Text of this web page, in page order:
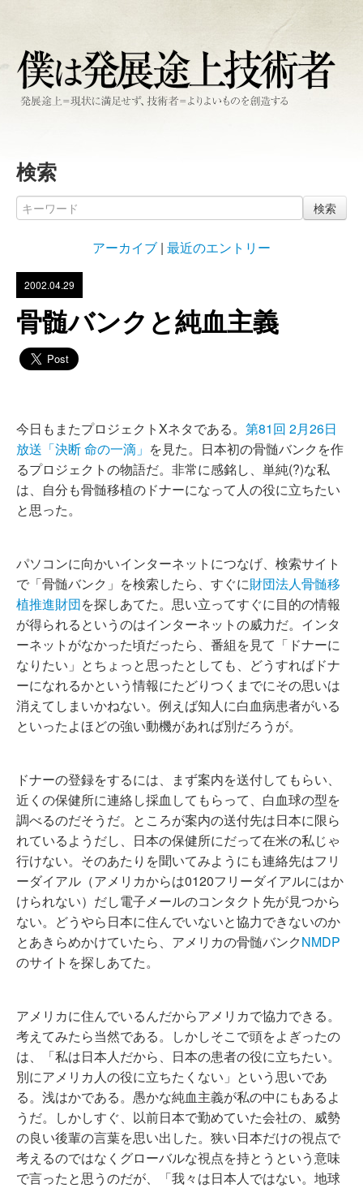
検索
検索
アーカイブ | 最近のエントリー
2002.04.29
骨髄バンクと純血主義
今日もまたプロジェクトXネタである。 第81回 2月26日
放送「決断 命の一滴」 を見た。日本初の骨髄バンクを作
るプロジェクトの物語だ。非常に感銘し、単純(?)な私
は、自分も骨髄移植のドナーになって人の役に立ちたい
と思った。
パソコンに向かいインターネットにつなげ、検索サイト
で「骨髄バンク」を検索したら、すぐに財団法人骨髄移
植推進財団を探しあてた。思い立ってすぐに目的の情報
が得られるというのはインターネットの威力だ。インタ
ーネットがなかった頃だったら、番組を見て「ドナーに
なりたい」とちょっと思ったとしても、どうすればドナ
ーになれるかという情報にたどりつくまでにその思いは
消えてしまいかねない。例えば知人に白血病患者がいる
といったよほどの強い動機があれば別だろうが。
ドナーの登録をするには、まず案内を送付してもらい、
近くの保健所に連絡し採血してもらって、白血球の型を
調べるのだそうだ。ところが案内の送付先は日本に限ら
れているようだし、日本の保健所にだって在米の私じゃ
行けない。そのあたりを聞いてみようにも連絡先はフリ
ーダイアル（アメリカからは0120フリーダイアルにはか
けられない）だし電子メールのコンタクト先が見つから
ない。どうやら日本に住んでいないと協力できないのか
とあきらめかけていたら、アメリカの骨髄バンクNMDP
のサイトを探しあてた。
アメリカに住んでいるんだからアメリカで協力できる。
考えてみたら当然である。しかしそこで頭をよぎったの
は、「私は日本人だから、日本の患者の役に立ちたい。
別にアメリカ人の役に立ちたくない」という思いであ
る。浅はかである。愚かな純血主義が私の中にもあるよ
うだ。しかしすぐ、以前日本で勤めていた会社の、威勢
の良い後輩の言葉を思い出した。狭い日本だけの視点で
考えるのではなくグローバルな視点を持とうという意味
で言ったと思うのだが、「我々は日本人ではない。地球